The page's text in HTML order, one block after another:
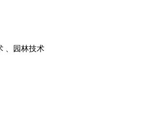
、园林技术